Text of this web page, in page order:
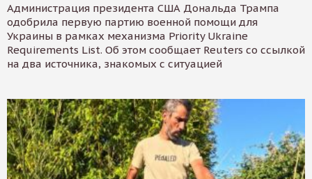
Администрация президента США Дональда Трампа
одобрила первую партию военной помощи для
Украины в рамках механизма Priority Ukraine
Requirements List. Об этом сообщает Reuters со ссылкой
на два источника, знакомых с ситуацией